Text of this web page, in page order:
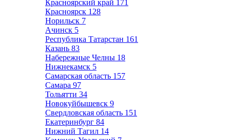
Красноярский край 171
Красноярск 128
Норильск 7
Ачинск 5
Республика Татарстан 161
Казань 83
Набережные Челны 18
Нижнекамск 5
Самарская область 157
Самара 97
Тольятти 34
Новокуйбышевск 9
Свердловская область 151
Екатеринбург 84
Нижний Тагил 14